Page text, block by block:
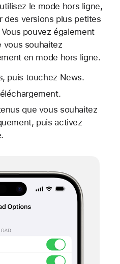
le mode hors ligne,
des versions plus petites
pouvez également
vous souhaitez
en mode hors ligne.
puis touchez News.
que vous souhaitez
puis activez